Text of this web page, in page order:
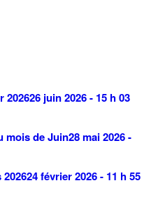
202626 juin 2026 - 15 h 03
mois de Juin28 mai 2026 -
24 février 2026 - 11 h 55